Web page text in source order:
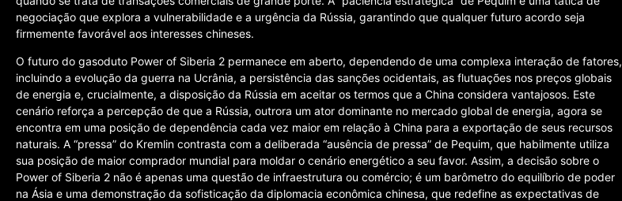
negociação que explora a vulnerabilidade e a urgência da Rússia, garantindo que qualquer futuro acordo seja
firmemente favorável aos interesses chineses.
O futuro do gasoduto Power of Siberia 2 permanece em aberto, dependendo de uma complexa interação de fatores,
incluindo a evolução da guerra na Ucrânia, a persistência das sanções ocidentais, as flutuações nos preços globais
de energia e, crucialmente, a disposição da Rússia em aceitar os termos que a China considera vantajosos. Este
cenário reforça a percepção de que a Rússia, outrora um ator dominante no mercado global de energia, agora se
encontra em uma posição de dependência cada vez maior em relação à China para a exportação de seus recursos
naturais. A “pressa” do Kremlin contrasta com a deliberada “ausência de pressa” de Pequim, que habilmente utiliza
sua posição de maior comprador mundial para moldar o cenário energético a seu favor. Assim, a decisão sobre o
Power of Siberia 2 não é apenas uma questão de infraestrutura ou comércio; é um barômetro do equilíbrio de poder
na Ásia e uma demonstração da sofisticação da diplomacia econômica chinesa, que redefine as expectativas de